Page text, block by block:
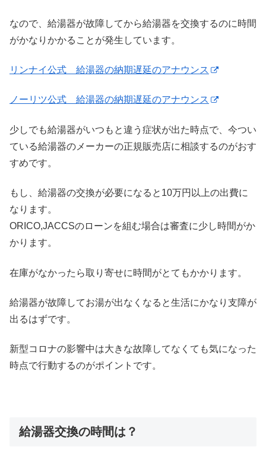
なので、給湯器が故障してから給湯器を交換するのに時間
がかなりかかることが発生しています。
リンナイ公式 給湯器の納期遅延のアナウンス
ノーリツ公式 給湯器の納期遅延のアナウンス
少しでも給湯器がいつもと違う症状が出た時点で、今つい
ている給湯器のメーカーの正規販売店に相談するのがおす
すめです。
もし、給湯器の交換が必要になると10万円以上の出費に
なります。
ORICO,JACCSのローンを組む場合は審査に少し時間がか
かります。
在庫がなかったら取り寄せに時間がとてもかかります。
給湯器が故障してお湯が出なくなると生活にかなり支障が
出るはずです。
新型コロナの影響中は大きな故障してなくても気になった
時点で行動するのがポイントです。
給湯器交換の時間は？